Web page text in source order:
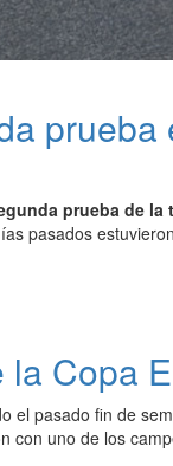
prueba de
pasados
la Copa
el pasado fin de
con uno de los